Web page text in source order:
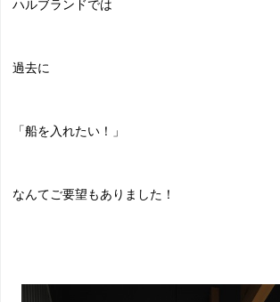
ハルブランドでは
過去に
「船を入れたい！」
なんてご要望もありました！